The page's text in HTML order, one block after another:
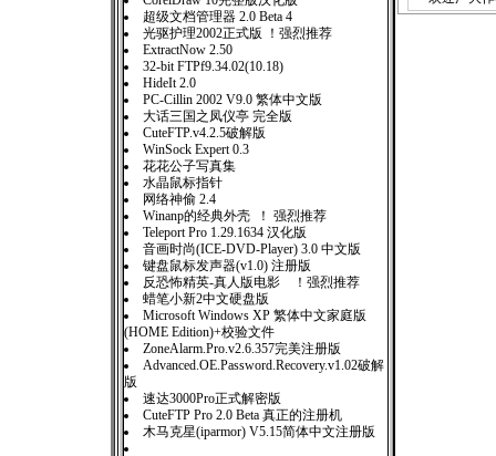
超级文档管理器 2.0 Beta 4
光驱护理2002正式版 ！强烈推荐
ExtractNow 2.50
32-bit FTPf9.34.02(10.18)
HideIt 2.0
PC-Cillin 2002 V9.0 繁体中文版
大话三国之凤仪亭 完全版
CuteFTP.v4.2.5破解版
WinSock Expert 0.3
花花公子写真集
水晶鼠标指针
网络神偷 2.4
Winanp的经典外壳 ！ 强烈推荐
Teleport Pro 1.29.1634 汉化版
音画时尚(ICE-DVD-Player) 3.0 中文版
键盘鼠标发声器(v1.0) 注册版
反恐怖精英-真人版电影 ！强烈推荐
蜡笔小新2中文硬盘版
Microsoft Windows XP 繁体中文家庭版
(HOME Edition)+校验文件
ZoneAlarm.Pro.v2.6.357完美注册版
Advanced.OE.Password.Recovery.v1.02破解
版
速达3000Pro正式解密版
CuteFTP Pro 2.0 Beta 真正的注册机
木马克星(iparmor) V5.15简体中文注册版